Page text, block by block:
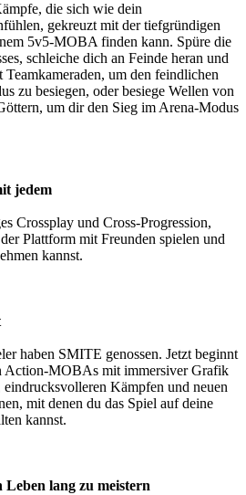
die sich wie dein
gekreuzt mit der tiefgründigen
5v5-MOBA finden kann. Spüre die
schleiche dich an Feinde heran und
um den feindlichen
zu besiegen, oder besiege Wellen von
um dir den Sieg im Arena-Modus
jedem
Crossplay und Cross-Progression,
Plattform mit Freunden spielen und
kannst.
haben SMITE genossen. Jetzt beginnt
Action-MOBAs mit immersiver Grafik
Kämpfen und neuen
mit denen du das Spiel auf deine
kannst.
lang zu meistern